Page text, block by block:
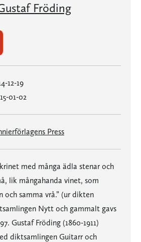
Fröding
12-19
01-02
Press
med många ädla stenar och
lik mångahanda vinet, som
och samma vrå.” (ur dikten
Nytt och gammalt gavs
Gustaf Fröding (1860-1911)
diktsamlingen Guitarr och